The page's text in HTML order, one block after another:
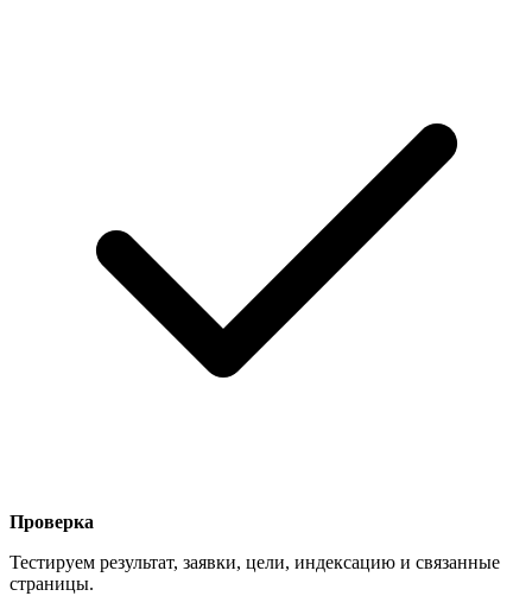
Проверка
Тестируем результат, заявки, цели, индексацию и связанные
страницы.